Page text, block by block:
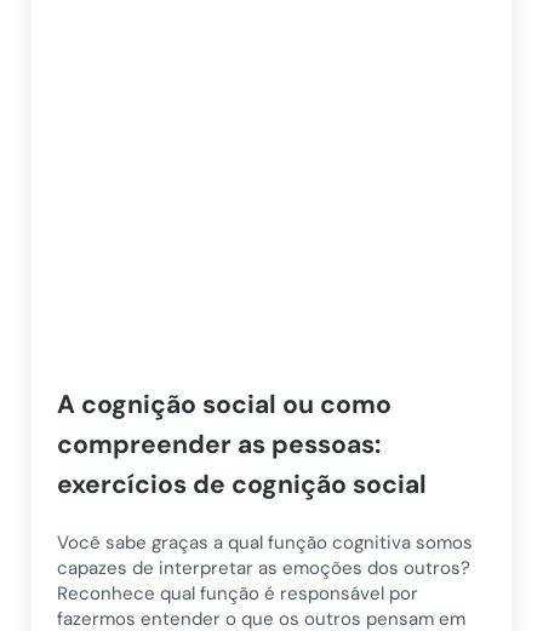
A cognição social ou como
compreender as pessoas:
exercícios de cognição social
Você sabe graças a qual função cognitiva somos
capazes de interpretar as emoções dos outros?
Reconhece qual função é responsável por
fazermos entender o que os outros pensam em